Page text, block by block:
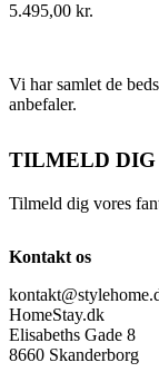
5.495,00 kr.
Vi har samlet de
anbefaler.
TILMELD DIG
Tilmeld dig vores
Kontakt os
HomeStay.dk
Elisabeths Gade 8
8660 Skanderborg